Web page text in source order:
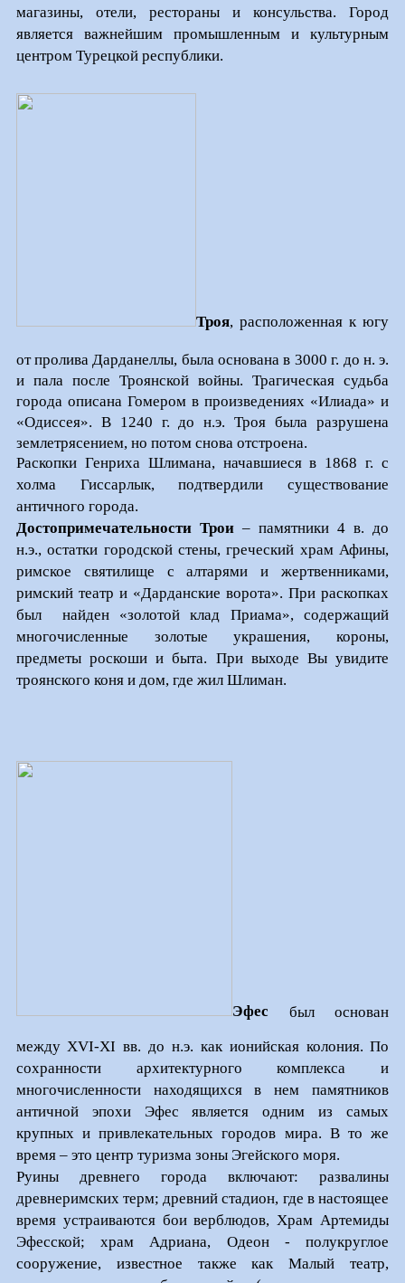
магазины, отели, рестораны и консульства. Город
является важнейшим промышленным и культурным
центром Турецкой республики.
Троя, расположенная к югу
от пролива Дарданеллы, была основана в 3000 г. до н. э.
и пала после Троянской войны. Трагическая судьба
города описана Гомером в произведениях «Илиада» и
«Одиссея». В 1240 г. до н.э. Троя была разрушена
землетрясением, но потом снова отстроена.
Раскопки Генриха Шлимана, начавшиеся в 1868 г. с
холма Гиссарлык, подтвердили существование
античного города.
Достопримечательности Трои– памятники 4 в. до
н.э., остатки городской стены, греческий храм Афины,
римское святилище с алтарями и жертвенниками,
римский театр и «Дарданские ворота». При раскопках
был
найден «золотой клад Приама», содержащий
многочисленные золотые украшения, короны,
предметы роскоши и быта. При выходе Вы увидите
троянского коня и дом, где жил Шлиман.
Эфес был основан
между XVI-XI вв. до н.э. как ионийская колония. По
сохранности архитектурного комплекса и
многочисленности находящихся в нем памятников
античной эпохи Эфес является одним из самых
крупных и привлекательных городов мира. В то же
время – это центр туризма зоны Эгейского моря.
Руины древнего города включают: развалины
древнеримских терм; древний стадион, где в настоящее
время устраиваются бои верблюдов, Храм Артемиды
Эфесской; храм Адриана, Одеон - полукруглое
сооружение, известное также как Малый театр,